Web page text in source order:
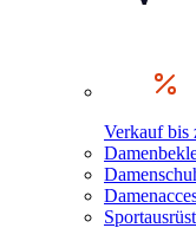
Verkauf bis